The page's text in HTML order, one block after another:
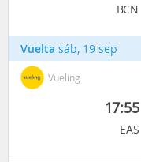
BCN
Vuelta sáb, 19 sep
Vueling
17:55
EAS